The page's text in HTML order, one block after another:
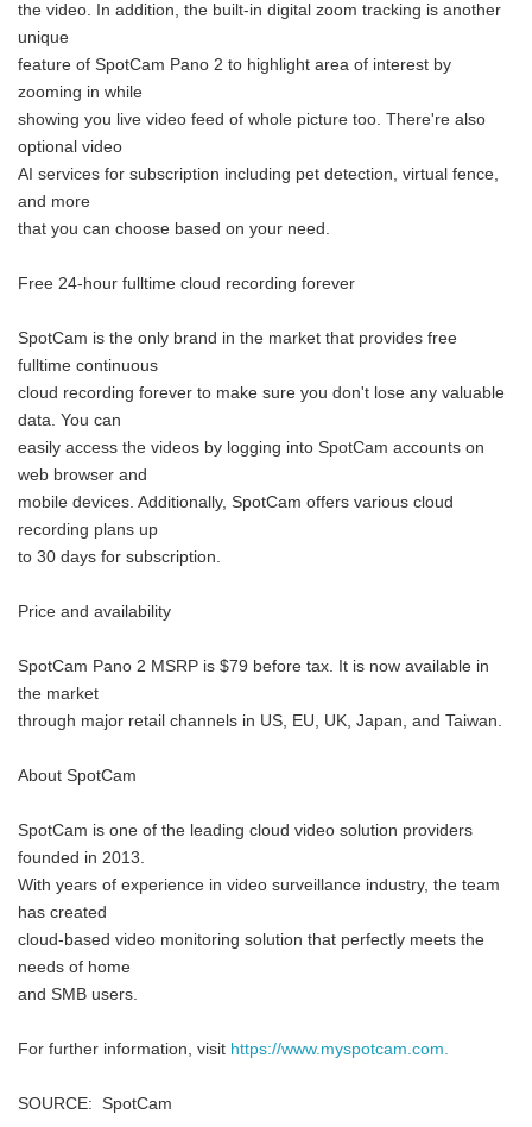
the video. In addition, the built-in digital zoom tracking is another
unique
feature of SpotCam Pano 2 to highlight area of interest by
zooming in while
showing you live video feed of whole picture too. There're also
optional video
AI services for subscription including pet detection, virtual fence,
and more
that you can choose based on your need.
Free 24-hour fulltime cloud recording forever
SpotCam is the only brand in the market that provides free
fulltime continuous
cloud recording forever to make sure you don't lose any valuable
data. You can
easily access the videos by logging into SpotCam accounts on
web browser and
mobile devices. Additionally, SpotCam offers various cloud
recording plans up
to 30 days for subscription.
Price and availability
SpotCam Pano 2 MSRP is $79 before tax. It is now available in
the market
through major retail channels in US, EU, UK, Japan, and Taiwan.
About SpotCam
SpotCam is one of the leading cloud video solution providers
founded in 2013.
With years of experience in video surveillance industry, the team
has created
cloud-based video monitoring solution that perfectly meets the
needs of home
and SMB users.
For further information, visit https://www.myspotcam.com.
SOURCE: SpotCam